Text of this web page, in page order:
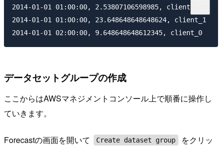
2014-01-01 01:00:00, 2.53807106598985, client_0
2014-01-01 01:00:00, 23.648648648648624, client_1
データセットグループの作成
ここからはAWSマネジメントコンソール上で順番に操作し
ていきます。
Forecastの画面を開いて Create dataset group
をクリッ